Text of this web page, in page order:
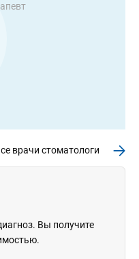
Вы получите
врачи стоматологи